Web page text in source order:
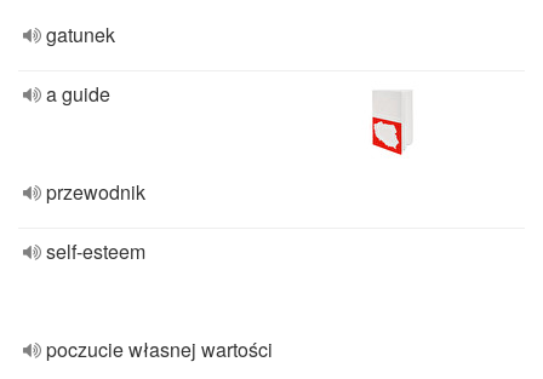
gatunek
a guide
przewodnik
self-esteem
poczucie własnej wartości